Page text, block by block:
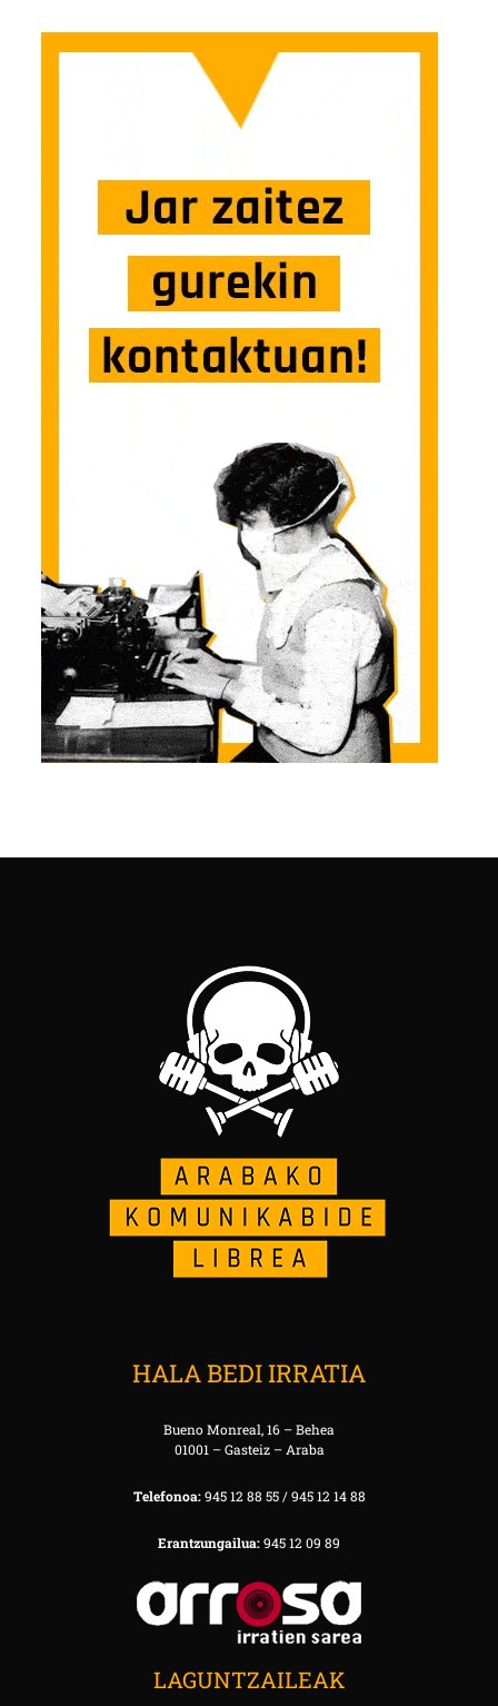
HALA BEDI IRRATIA
Bueno Monreal, 16 – Behea
01001 – Gasteiz – Araba
Telefonoa:945 12 88 55 / 945 12 14 88
Erantzungailua:945 12 09 89
LAGUNTZAILEAK